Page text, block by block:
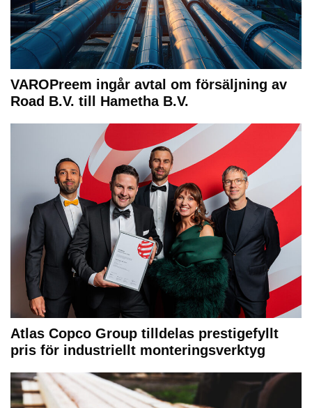
VAROPreem ingår avtal om försäljning av
Road B.V. till Hametha B.V.
Atlas Copco Group tilldelas prestigefyllt
pris för industriellt monteringsverktyg